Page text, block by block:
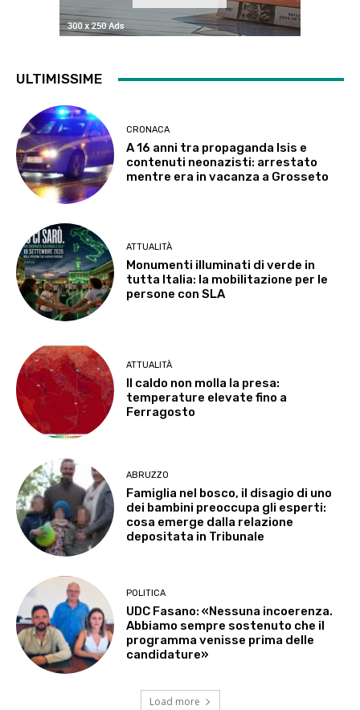
ULTIMISSIME
CRONACA
A 16 anni tra propaganda Isis e
contenuti neonazisti: arrestato
mentre era in vacanza a Grosseto
ATTUALITÀ
Monumenti illuminati di verde in
tutta Italia: la mobilitazione per le
persone con SLA
ATTUALITÀ
Il caldo non molla la presa:
temperature elevate fino a
Ferragosto
ABRUZZO
Famiglia nel bosco, il disagio di uno
dei bambini preoccupa gli esperti:
cosa emerge dalla relazione
depositata in Tribunale
POLITICA
UDC Fasano: «Nessuna incoerenza.
Abbiamo sempre sostenuto che il
programma venisse prima delle
candidature»
Load more